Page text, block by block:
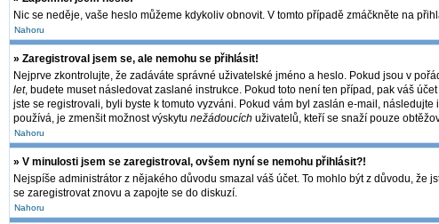
Nic se neděje, vaše heslo můžeme kdykoliv obnovit. V tomto případě zmáčkněte na
Nahoru
» Zaregistroval jsem se, ale nemohu se přihlásit!
Nejprve zkontrolujte, že zadáváte správné uživatelské jméno a heslo. Pokud jsou v
let, budete muset následovat zaslané instrukce. Pokud toto není ten případ, pak váš
jste se registrovali, byli byste k tomuto vyzváni. Pokud vám byl zaslán e-mail,
používá, je zmenšit možnost výskytu nežádoucích uživatelů, kteří se snaží pouze
Nahoru
» V minulosti jsem se zaregistroval, ovšem nyní se nemohu přihlásit?!
Nejspíše administrátor z nějakého důvodu smazal váš účet. To mohlo být z důvodu,
se zaregistrovat znovu a zapojte se do diskuzí.
Nahoru